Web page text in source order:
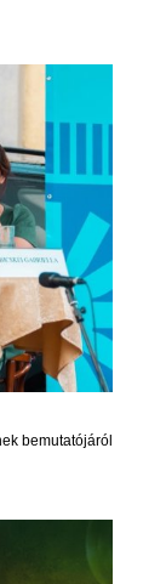
bemutatójáról